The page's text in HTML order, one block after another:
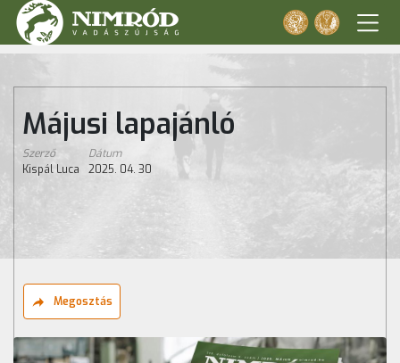
Májusi lapajánló
Szerző
Kispál Luca
Dátum
2025. 04. 30
Megosztás